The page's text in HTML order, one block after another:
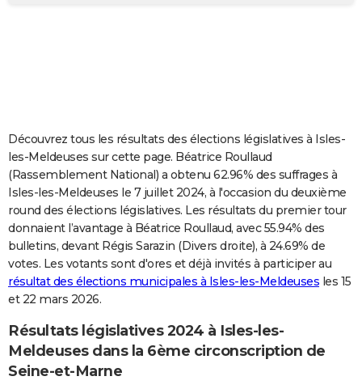
Carte de Noël
Carte Bonne année
Carte Saint-Valentin
Carte Pâques
Carte d'anniversaire
DICTIONNAIRE
Dictionnaire
Biographies
Citations
Expressions
Proverbes
COPAINS D'AVANT
S'inscrire
Se connecter
Lycées
Collèges
Primaires
Universités
Entreprises
Service militaire
Avis de recherche
AVIS DE DÉCÈS
FORUM
Découvrez tous les résultats des élections législatives à Isles-
les-Meldeuses sur cette page. Béatrice Roullaud
(Rassemblement National) a obtenu 62.96% des suffrages à
Isles-les-Meldeuses le 7 juillet 2024, à l'occasion du deuxième
round des élections législatives. Les résultats du premier tour
donnaient l’avantage à Béatrice Roullaud, avec 55.94% des
bulletins, devant Régis Sarazin (Divers droite), à 24.69% de
votes. Les votants sont d'ores et déjà invités à participer au
résultat des élections municipales à Isles-les-Meldeuses les 15
et 22 mars 2026.
Résultats législatives 2024 à Isles-les-
Meldeuses dans la 6ème circonscription de
Seine-et-Marne